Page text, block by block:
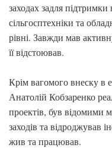
заходах задля підтримки
сільгосптехніки та
рівні. Завжди мав
її відстоював.
Крім вагомого внеску в
Анатолій Кобзаренко
проектів, був відомими
заходів та відроджував
жив та працював.